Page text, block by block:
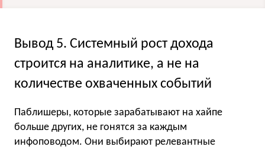
Вывод 5. Системный рост дохода
строится на аналитике, а не на
количестве охваченных событий
Паблишеры, которые зарабатывают на хайпе
больше других, не гонятся за каждым
инфоповодом. Они выбирают релевантные